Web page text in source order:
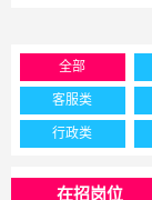
全部
客服类
行政类
在招岗位